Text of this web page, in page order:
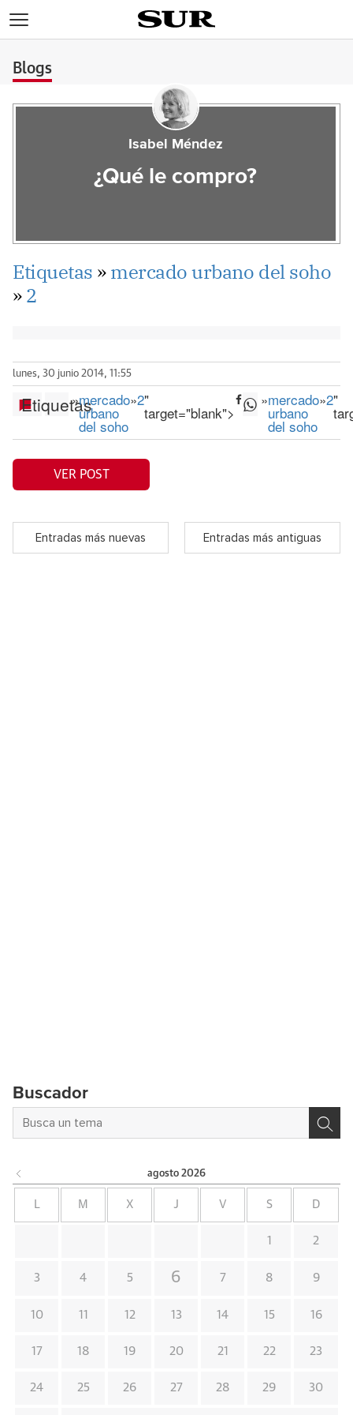
Blogs
Isabel Méndez
¿Qué le compro?
Etiquetas »mercado urbano del soho
»2
lunes, 30 junio 2014, 11:55
Etiquetas
»mercado
urbano
del soho
»2"
target="blank">
»mercado
urbano
del soho
»2"
VER POST
Entradas más nuevas Entradas más antiguas
Buscador
agosto 2026
L M X J V S D
1 2
3 4 5 6 7 8 9
10 11 12 13 14 15 16
17 18 19 20 21 22 23
24 25 26 27 28 29 30